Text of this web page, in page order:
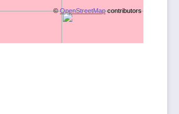
©OpenStreetMapcontributors